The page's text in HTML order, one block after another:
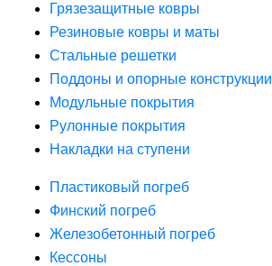
Грязезащитные ковры
Резиновые ковры и маты
Стальные решетки
Поддоны и опорные конструкции
Модульные покрытия
Рулонные покрытия
Накладки на ступени
Пластиковый погреб
Финский погреб
Железобетонный погреб
Кессоны